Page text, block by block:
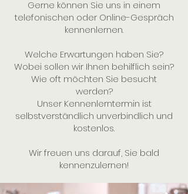
Gerne können Sie uns in einem
telefonischen oder Online-Gespräch
kennenlernen.
Welche Erwartungen haben Sie?
Wobei sollen wir Ihnen behilflich sein?
Wie oft möchten Sie besucht
werden?
Unser Kennenlerntermin ist
selbstverständlich unverbindlich und
kostenlos.
Wir freuen uns darauf, Sie bald
kennenzulernen!